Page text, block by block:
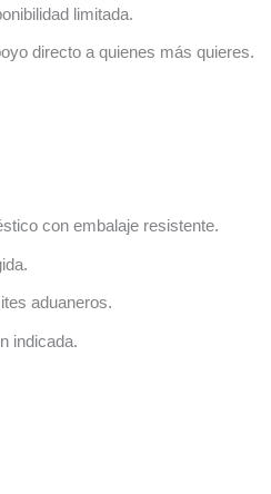
limitada.
directo a quienes más quieres.
con embalaje resistente.
aduaneros.
indicada.